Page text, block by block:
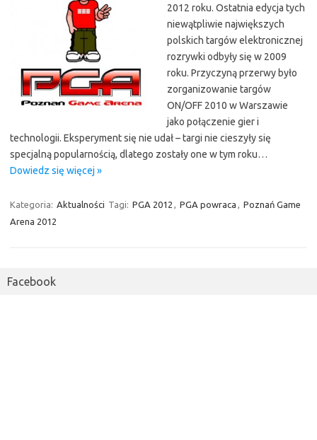
2012 roku. Ostatnia edycja tych
niewątpliwie największych
polskich targów elektronicznej
rozrywki odbyły się w 2009
roku. Przyczyną przerwy było
zorganizowanie targów
ON/OFF 2010 w Warszawie
jako połączenie gier i
technologii. Eksperyment się nie udał – targi nie cieszyły się
specjalną popularnością, dlatego zostały one w tym roku…
Dowiedz się więcej »
Kategoria: Aktualności Tagi: PGA 2012 PGA powraca
Poznań Game
Arena 2012
Facebook